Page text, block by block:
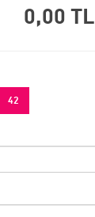
0,00 TL
42